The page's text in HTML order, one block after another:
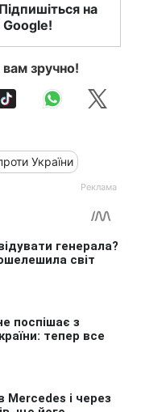
на
Google!
зручно!
України